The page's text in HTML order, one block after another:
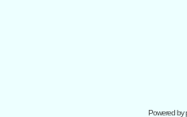
Powered by